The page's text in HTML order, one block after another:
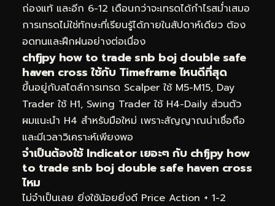
ถ่องแท้ และอีก 6-12 เดือนกว่าจะเทรดได้กำไรสม่ำเสมอ
การเทรดไม่ใช่ทักษะที่เรียนรู้ได้ภายในสัปดาห์เดียว ต้อง
อดทนและฝึกฝนอย่างต่อเนื่อง
chfjpy how to trade snb boj double safe
haven cross ใช้กับ Timeframe ไหนดีที่สุด
ขึ้นอยู่กับสไตล์การเทรด Scalper ใช้ M5-M15, Day
Trader ใช้ H1, Swing Trader ใช้ H4-Daily ส่วนตัว
ผมแนะนำ H4 สำหรับมือใหม่ เพราะสัญญาณน่าเชื่อถือ
และมีเวลาวิเคราะห์เพียงพอ
จำเป็นต้องใช้ Indicator เยอะๆ กับ chfjpy how
to trade snb boj double safe haven cross
ไหม
ไม่จำเป็นเลย ยิ่งใช้น้อยยิ่งดี Price Action + 1-2